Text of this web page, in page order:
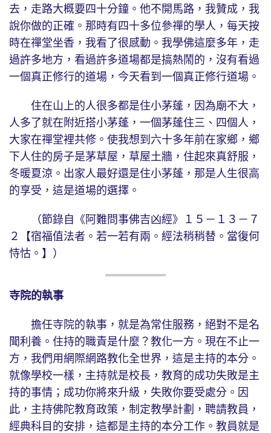
去，走路大概要四十分鐘。他不開馬路，我贊成，我
說你做的正確。那時有四十多位參禪的學人，每天按
時在禪堂坐香，我看了很感動。我學佛這麼多年，走
過許多地方，看過許多道場都是搞熱鬧的，沒有看過
一個真正修行的道場，今天看到一個真正修行道場。
住在山上的人很多都是住小茅蓬，因為廟不大，
人多了就在附近搭小茅蓬，一個茅蓬住三、四個人，
大家在禪堂裡共修。使我想到六十多年前在家鄉，鄉
下人住的房子是茅草屋，草屋土牆，住起來真舒服，
冬暖夏涼。出家人最好還是住小茅蓬，那是人生很高
的享受，這是道場的選擇。
（節錄自《阿難問事佛吉凶經》１５－１３－７
２【宿福值法者。若一若有兩。經法稍稍替。當復何
恃怙。】）
寺院的執事
擔任寺院的執事，就是為常住服務，絕對不是名
聞利養。住持的職責是什麼？教化一方。現在不止一
方，我們用網際網路教化全世界，這是主持的本分。
就像學校一樣，主持就是校長，教育的成功失敗是主
持的事情；成功你將來升級，失敗你要受處分。因
此，主持佛陀教育政策，制定教學計劃，聘請教員，
經典科目的安排，這都是主持的本分工作。教員就是